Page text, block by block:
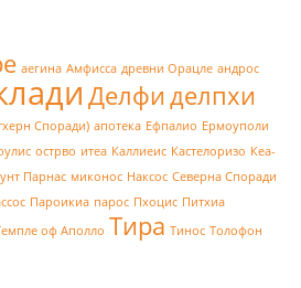
аегина Амфисса древни Орацле андрос
Делфи делпхи
Споради) апотека Ефпалио Ермоуполи
острво итеа Каллиеис Кастелоризо Кеа-
Парнас миконос Наксос Северна Споради
Пароикиа парос Пхоцис Питхиа
оф Аполло Тира Тинос Толофон